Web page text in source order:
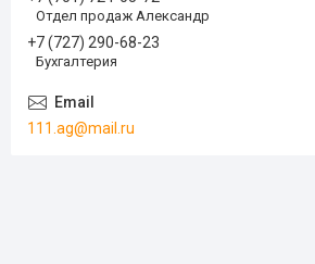
Отдел продаж Александр
+7 (727) 290-68-23
Бухгалтерия
111.ag@mail.ru